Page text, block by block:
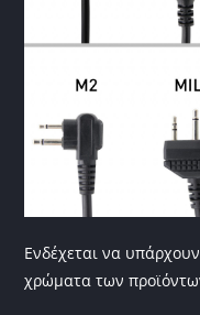
Ενδέχεται να
χρώματα των